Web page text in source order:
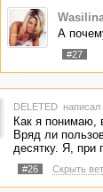
А
#27
DELETED написал
Как я понимаю,
Вряд ли
десятку. Я, при
#26 Скрыть